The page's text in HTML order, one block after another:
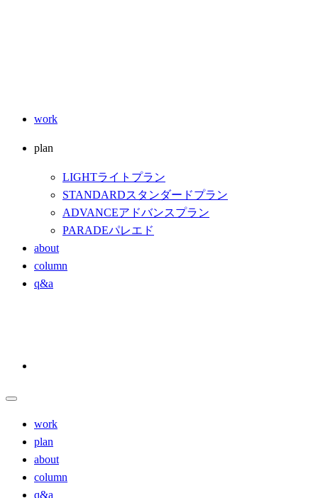
work
plan
LIGHTライトプラン
STANDARDスタンダードプラン
ADVANCEアドバンスプラン
PARADEパレエド
about
column
q&a
work
plan
about
column
q&a